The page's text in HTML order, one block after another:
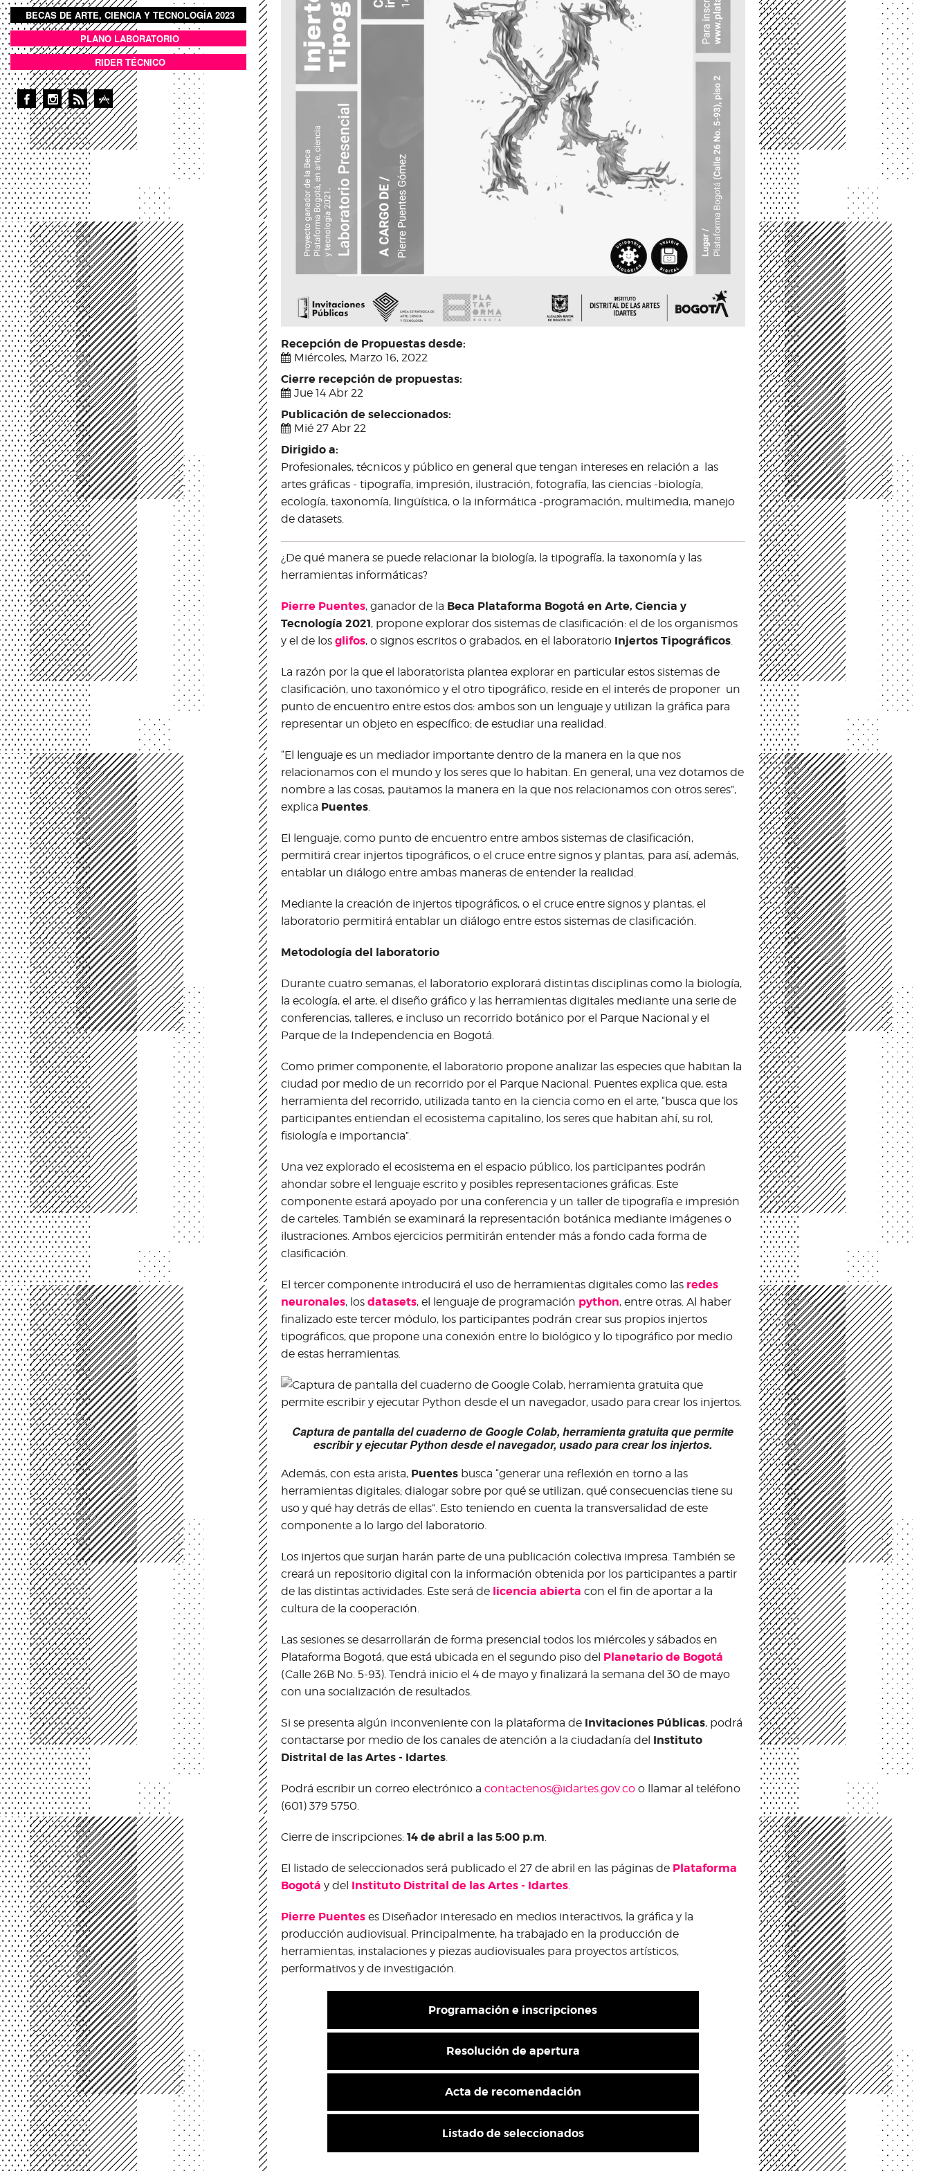
BOTON DOMO LLENO
BECAS DE ARTE, CIENCIA Y TECNOLOGÍA 2023
ANEXOSPLANO LABORATORIO
RIDER TÉCNICO
Recepción de Propuestas desde:
Miércoles, Marzo 16, 2022
Cierre recepción de propuestas:
Jue 14 Abr 22
Publicación de seleccionados:
Mié 27 Abr 22
Dirigido a:
Profesionales, técnicos y público en general que tengan intereses en relación a las
artes gráficas - tipografía, impresión, ilustración, fotografía, las ciencias -biología,
ecología, taxonomía, lingüística, o la informática -programación, multimedia, manejo
de datasets.
¿De qué manera se puede relacionar la biología, la tipografía, la taxonomía y las
herramientas informáticas?
Pierre Puentes, ganador de la Beca Plataforma Bogotá en Arte, Ciencia y
Tecnología 2021, propone explorar dos sistemas de clasificación: el de los organismos
y el de los glifos, o signos escritos o grabados, en el laboratorio Injertos Tipográficos.
La razón por la que el laboratorista plantea explorar en particular estos sistemas de
clasificación, uno taxonómico y el otro tipográfico, reside en el interés de proponer un
punto de encuentro entre estos dos: ambos son un lenguaje y utilizan la gráfica para
representar un objeto en específico; de estudiar una realidad.
“El lenguaje es un mediador importante dentro de la manera en la que nos
relacionamos con el mundo y los seres que lo habitan. En general, una vez dotamos de
nombre a las cosas, pautamos la manera en la que nos relacionamos con otros seres”,
explica Puentes.
El lenguaje, como punto de encuentro entre ambos sistemas de clasificación,
permitirá crear injertos tipográficos, o el cruce entre signos y plantas, para así, además,
entablar un diálogo entre ambas maneras de entender la realidad.
Mediante la creación de injertos tipográficos, o el cruce entre signos y plantas, el
laboratorio permitirá entablar un diálogo entre estos sistemas de clasificación.
Metodología del laboratorio
Durante cuatro semanas, el laboratorio explorará distintas disciplinas como la biología,
la ecología, el arte, el diseño gráfico y las herramientas digitales mediante una serie de
conferencias, talleres, e incluso un recorrido botánico por el Parque Nacional y el
Parque de la Independencia en Bogotá.
Como primer componente, el laboratorio propone analizar las especies que habitan la
ciudad por medio de un recorrido por el Parque Nacional. Puentes explica que, esta
herramienta del recorrido, utilizada tanto en la ciencia como en el arte, “busca que los
participantes entiendan el ecosistema capitalino, los seres que habitan ahí, su rol,
fisiología e importancia”.
Una vez explorado el ecosistema en el espacio público, los participantes podrán
ahondar sobre el lenguaje escrito y posibles representaciones gráficas. Este
componente estará apoyado por una conferencia y un taller de tipografía e impresión
de carteles. También se examinará la representación botánica mediante imágenes o
ilustraciones. Ambos ejercicios permitirán entender más a fondo cada forma de
clasificación.
El tercer componente introducirá el uso de herramientas digitales como las redes
neuronales, los datasets, el lenguaje de programación python, entre otras. Al haber
finalizado este tercer módulo, los participantes podrán crear sus propios injertos
tipográficos, que propone una conexión entre lo biológico y lo tipográfico por medio
de estas herramientas.
Captura de pantalla del cuaderno de Google Colab, herramienta gratuita que permite
escribir y ejecutar Python desde el navegador, usado para crear los injertos.
Además, con esta arista, Puentesbusca “generar una reflexión en torno a las
herramientas digitales; dialogar sobre por qué se utilizan, qué consecuencias tiene su
uso y qué hay detrás de ellas”. Esto teniendo en cuenta la transversalidad de este
componente a lo largo del laboratorio.
Los injertos que surjan harán parte de una publicación colectiva impresa. También se
creará un repositorio digital con la información obtenida por los participantes a partir
de las distintas actividades. Este será de licencia abierta con el fin de aportar a la
cultura de la cooperación.
Las sesiones se desarrollarán de forma presencial todos los miércoles y sábados en
Plataforma Bogotá, que está ubicada en el segundo piso del Planetario de Bogotá
(Calle 26B No. 5-93). Tendrá inicio el 4 de mayo y finalizará la semana del 30 de mayo
con una socialización de resultados.
Si se presenta algún inconveniente con la plataforma de Invitaciones Públicas, podrá
contactarse por medio de los canales de atención a la ciudadanía del Instituto
Distrital de las Artes - Idartes.
Podrá escribir un correo electrónico a contactenos@idartes.gov.coo llamar al teléfono
(601) 379 5750.
Cierre de inscripciones: 14 de abril a las 5:00 p.m.
El listado de seleccionados será publicado el 27 de abril en las páginas de Plataforma
Bogotá y del Instituto Distrital de las Artes - Idartes.
Pierre Puentes es Diseñador interesado en medios interactivos, la gráfica y la
producción audiovisual. Principalmente, ha trabajado en la producción de
herramientas, instalaciones y piezas audiovisuales para proyectos artísticos,
performativos y de investigación.
Programación e inscripciones
Resolución de apertura
Acta de recomendación
Listado de seleccionados